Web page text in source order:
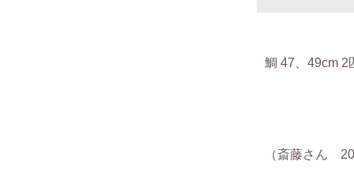
鯛 47、49cm 2
（斎藤さん